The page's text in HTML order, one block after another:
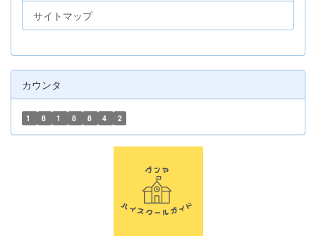
サイトマップ
カウンタ
1 8 1 8 8 4 2